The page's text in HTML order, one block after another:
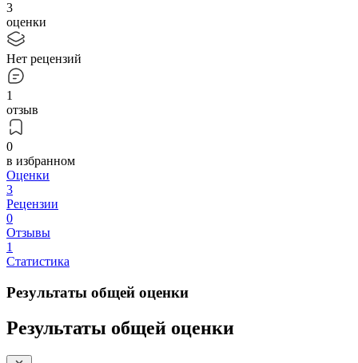
3
оценки
Нет рецензий
1
отзыв
0
в избранном
Оценки
3
Рецензии
0
Отзывы
1
Статистика
Результаты общей оценки
Результаты общей оценки